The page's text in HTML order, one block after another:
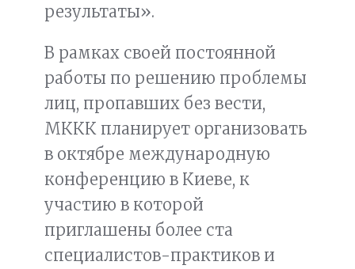
результаты».
В рамках своей постоянной
работы по решению проблемы
лиц, пропавших без вести,
МККК планирует организовать
в октябре международную
конференцию в Киеве, к
участию в которой
приглашены более ста
специалистов-практиков и